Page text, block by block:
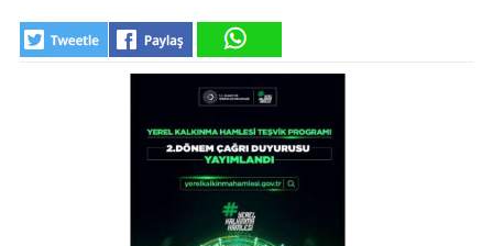
SAMSUNSPOR